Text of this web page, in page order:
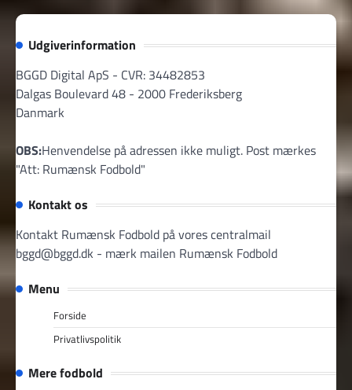
Udgiverinformation
BGGD Digital ApS - CVR: 34482853
Dalgas Boulevard 48 - 2000 Frederiksberg
Danmark
OBS:Henvendelse på adressen ikke muligt. Post mærkes
"Att: Rumænsk Fodbold"
Kontakt os
Kontakt Rumænsk Fodbold på vores centralmail
bggd@bggd.dk - mærk mailen Rumænsk Fodbold
Menu
Forside
Privatlivspolitik
Mere fodbold